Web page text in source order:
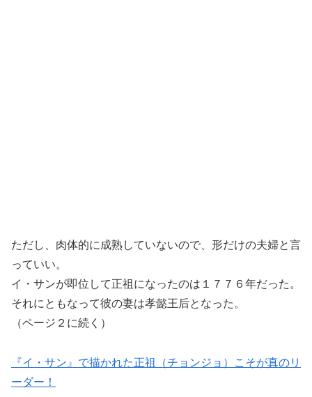
ただし、肉体的に成熟していないので、形だけの夫婦と言
っていい。
イ・サンが即位して正祖になったのは１７７６年だった。
それにともなって彼の妻は孝懿王后となった。
（ページ２に続く）
『イ・サン』で描かれた正祖（チョンジョ）こそが真のリ
ーダー！